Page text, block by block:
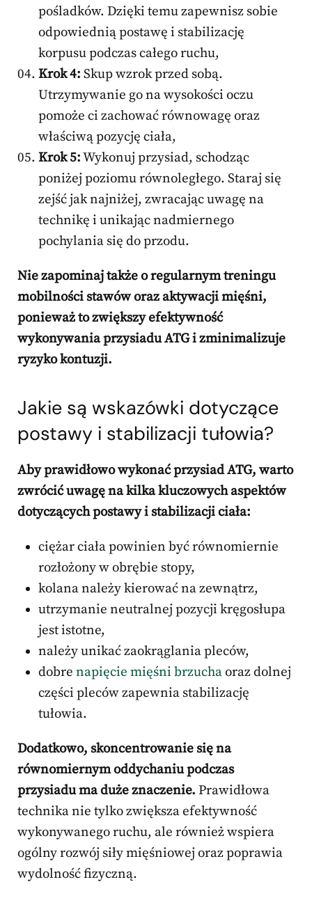
pośladków. Dzięki temu zapewnisz sobie
odpowiednią postawę i stabilizację
korpusu podczas całego ruchu,
Krok 4: Skup wzrok przed sobą.
Utrzymywanie go na wysokości oczu
pomoże ci zachować równowagę oraz
właściwą pozycję ciała,
Krok 5:Wykonuj przysiad, schodząc
poniżej poziomu równoległego. Staraj się
zejść jak najniżej, zwracając uwagę na
technikę i unikając nadmiernego
pochylania się do przodu.
Nie zapominaj także o regularnym treningu
mobilności stawów oraz aktywacji mięśni,
ponieważ to zwiększy efektywność
wykonywania przysiadu ATG i zminimalizuje
ryzyko kontuzji.
Jakie są wskazówki dotyczące
postawy i stabilizacji tułowia?
Aby prawidłowo wykonać przysiad ATG, warto
zwrócić uwagę na kilka kluczowych aspektów
dotyczących postawy i stabilizacji ciała:
ciężar ciała powinien być równomiernie
rozłożony w obrębie stopy,
kolana należy kierować na zewnątrz,
utrzymanie neutralnej pozycji kręgosłupa
jest istotne,
należy unikać zaokrąglania pleców,
dobre napięcie mięśni brzuchaoraz dolnej
części pleców zapewnia stabilizację
tułowia.
Dodatkowo, skoncentrowanie się na
równomiernym oddychaniu podczas
przysiadu ma duże znaczenie. Prawidłowa
technika nie tylko zwiększa efektywność
wykonywanego ruchu, ale również wspiera
ogólny rozwój siły mięśniowej oraz poprawia
wydolność fizyczną.